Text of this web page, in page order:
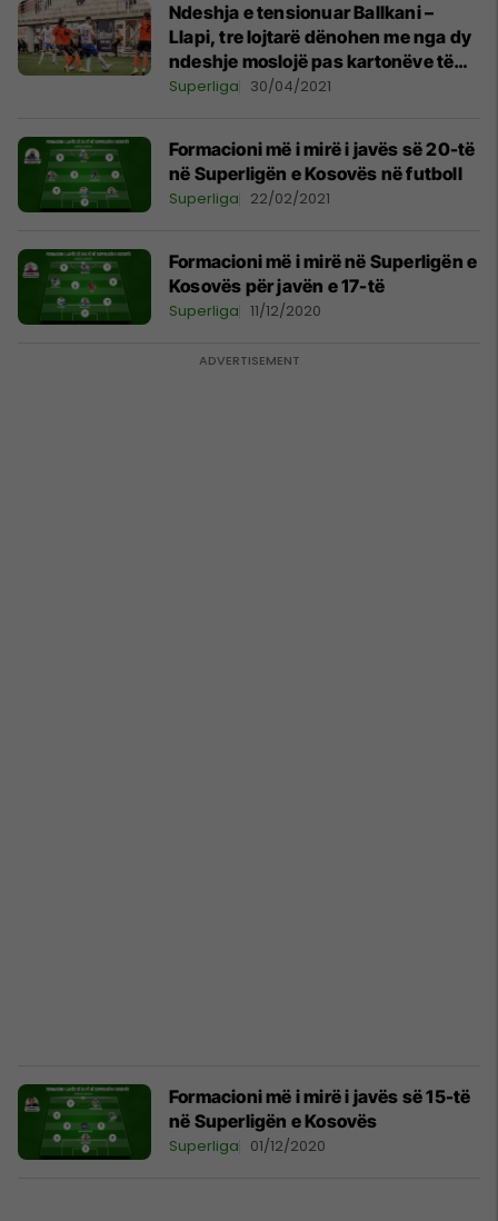
Ndeshja e tensionuar Ballkani –
Llapi, tre lojtarë dënohen me nga dy
ndeshje moslojë pas kartonëve të
kuq
Superliga 30/04/2021
Formacioni më i mirë i javës së 20-të
në Superligën e Kosovës në futboll
Superliga 22/02/2021
Formacioni më i mirë në Superligën e
Kosovës për javën e 17-të
Superliga 11/12/2020
Formacioni më i mirë i javës së 15-të
në Superligën e Kosovës
Superliga 01/12/2020